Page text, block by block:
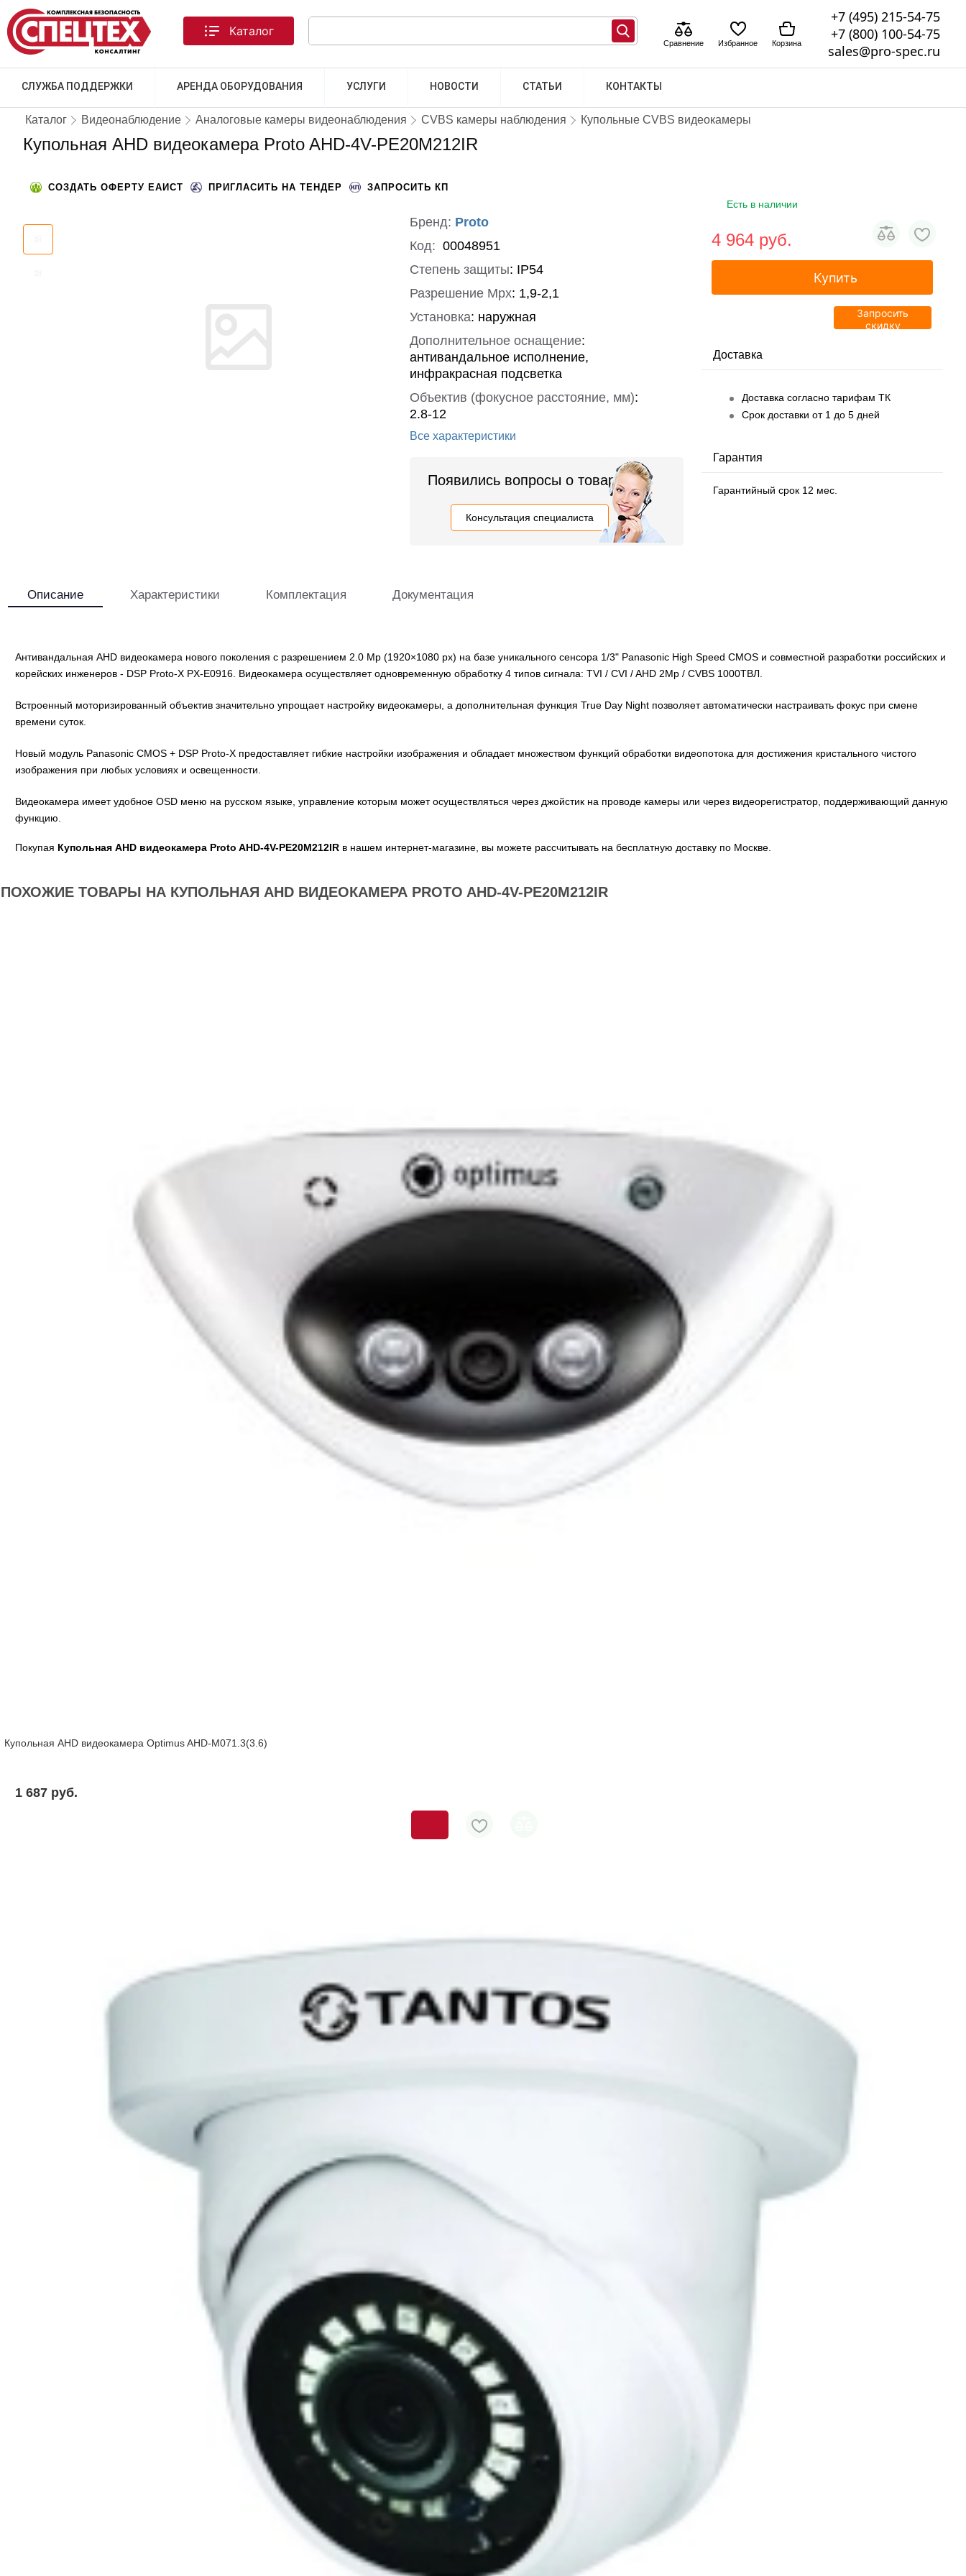
СЛУЖБА ПОДДЕРЖКИ АРЕНДА ОБОРУДОВАНИЯ УСЛУГИ НОВОСТИ СТАТЬИ КОНТАКТЫ
Каталог
Сравнение Избранное Корзина
+7 (495) 215-54-75
+7 (800) 100-54-75
sales@pro-spec.ru
Каталог Видеонаблюдение Аналоговые камеры видеонаблюдения CVBS камеры наблюдения Купольные CVBS видеокамеры
Купольная AHD видеокамера Proto AHD-4V-PE20M212IR
СОЗДАТЬ ОФЕРТУ ЕАИСТ ПРИГЛАСИТЬ НА ТЕНДЕР ЗАПРОСИТЬ КП
Есть в наличии
Бренд: Proto
Код: 00048951
Степень защиты: IP54
Разрешение Mpx: 1,9-2,1
Установка: наружная
Дополнительное оснащение:
антивандальное исполнение,
инфракрасная подсветка
Объектив (фокусное расстояние, мм):
2.8-12
Все характеристики
Появились вопросы о товаре?
Консультация специалиста
4 964 pуб.
Купить
Запросить
скидку
Доставка
Доставка согласно тарифам ТК
Срок доставки от 1 до 5 дней
Гарантия
Гарантийный срок 12 мес.
Описание
Антивандальная AHD видеокамера нового поколения с разрешением 2.0 Мр (1920×1080 px) на базе уникального сенсора 1/3" Panasonic High Speed CMOS и совместной разработки роccийских и
корейских инженеров - DSP Proto-X PX-E0916. Видеокамера осуществляет одновременную обработку 4 типов сигнала: TVI / CVI / AHD 2Mp / CVBS 1000ТВЛ.
Встроенный моторизированный объектив значительно упрощает настройку видеокамеры, а дополнительная функция True Day Night позволяет автоматически настраивать фокус при смене
времени суток.
Новый модуль Panasonic CMOS + DSP Proto-X предоставляет гибкие настройки изображения и обладает множеством функций обработки видеопотока для достижения кристального чистого
изображения при любых условиях и освещенности.
Видеокамера имеет удобное OSD меню на русском языке, управление которым может осуществляться через джойстик на проводе камеры или через видеорегистратор, поддерживающий данную
функцию.
Покупая Купольная AHD видеокамера Proto AHD-4V-PE20M212IR в нашем интернет-магазине, вы можете рассчитывать на бесплатную доставку по Москве.
Характеристики Комплектация Документация
ПОХОЖИЕ ТОВАРЫ НА КУПОЛЬНАЯ AHD ВИДЕОКАМЕРА PROTO AHD-4V-PE20M212IR
Купольная AHD видеокамера Optimus AHD-M071.3(3.6)
1 687 pуб.